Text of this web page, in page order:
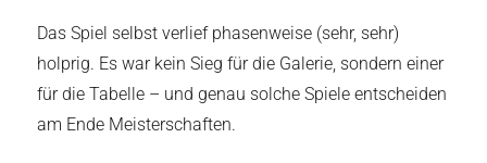
Das Spiel selbst verlief phasenweise (sehr, sehr)
holprig. Es war kein Sieg für die Galerie, sondern einer
für die Tabelle – und genau solche Spiele entscheiden
am Ende Meisterschaften.